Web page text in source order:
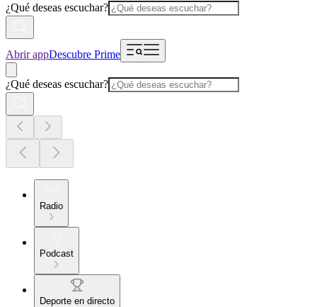
¿Qué deseas escuchar?
Abrir appDescubre Prime
¿Qué deseas escuchar?
Radio
Podcast
Deporte en directo